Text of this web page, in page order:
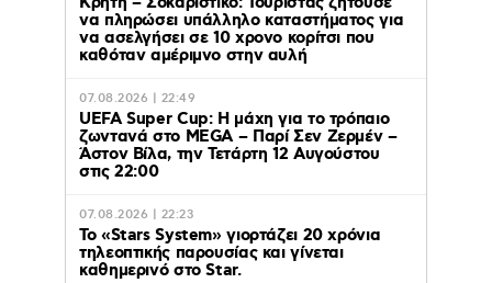
να πληρώσει υπάλληλο καταστήματος για
να ασελγήσει σε 10 χρονο κορίτσι που
καθόταν αμέριμνο στην αυλή
07.08.2026 | 22:49
UEFA Super Cup: Η μάχη για το τρόπαιο
ζωντανά στο MEGA – Παρί Σεν Ζερμέν –
Άστον Βίλα, την Τετάρτη 12 Αυγούστου
στις 22:00
07.08.2026 | 22:23
Το «Stars System» γιορτάζει 20 χρόνια
τηλεοπτικής παρουσίας και γίνεται
καθημερινό στο Star.